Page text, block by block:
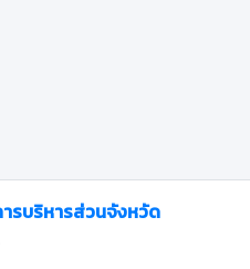
รบริหารส่วนจังหวัด